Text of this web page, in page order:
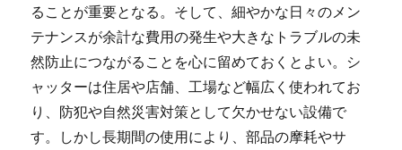
ることが重要となる。そして、細やかな日々のメン
テナンスが余計な費用の発生や大きなトラブルの未
然防止につながることを心に留めておくとよい。シ
ャッターは住居や店舗、工場など幅広く使われてお
り、防犯や自然災害対策として欠かせない設備で
す。しかし長期間の使用により、部品の摩耗やサ